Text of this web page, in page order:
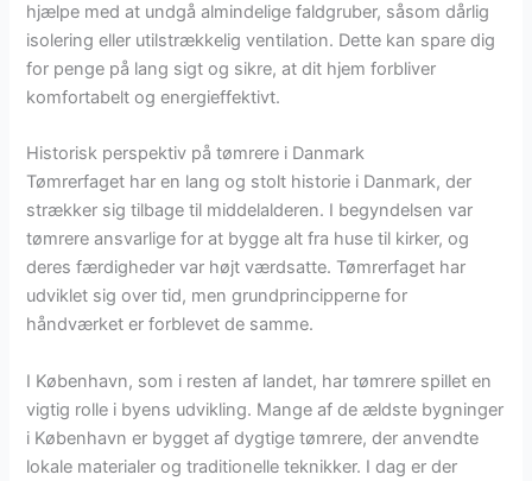
hjælpe med at undgå almindelige faldgruber, såsom dårlig
isolering eller utilstrækkelig ventilation. Dette kan spare dig
for penge på lang sigt og sikre, at dit hjem forbliver
komfortabelt og energieffektivt.
Historisk perspektiv på tømrere i Danmark
Tømrerfaget har en lang og stolt historie i Danmark, der
strækker sig tilbage til middelalderen. I begyndelsen var
tømrere ansvarlige for at bygge alt fra huse til kirker, og
deres færdigheder var højt værdsatte. Tømrerfaget har
udviklet sig over tid, men grundprincipperne for
håndværket er forblevet de samme.
I København, som i resten af landet, har tømrere spillet en
vigtig rolle i byens udvikling. Mange af de ældste bygninger
i København er bygget af dygtige tømrere, der anvendte
lokale materialer og traditionelle teknikker. I dag er der